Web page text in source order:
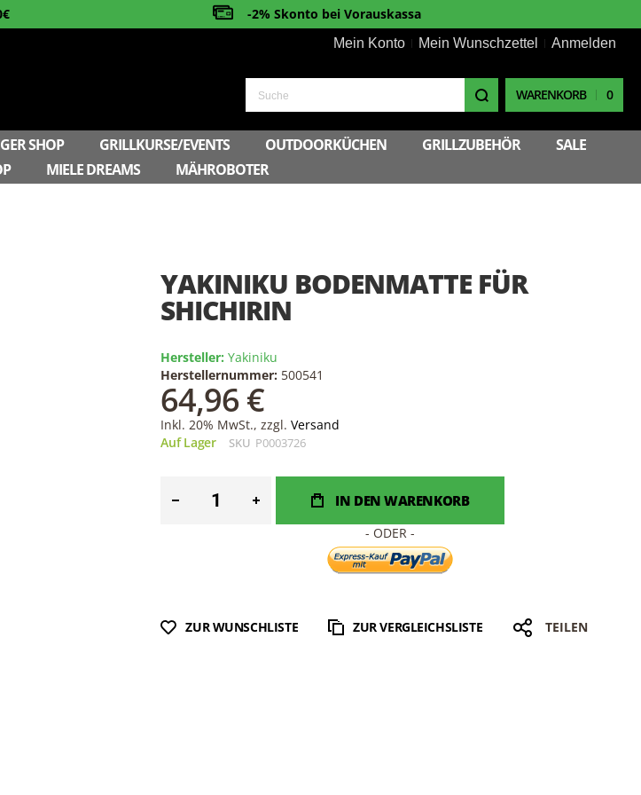
-2% Skonto bei Vorauskassa
Mein Konto Mein Wunschzettel Anmelden
WARENKORB 0
SHOP GRILLKURSE/EVENTS OUTDOORKÜCHEN GRILLZUBEHÖR
SALE
MIELE DREAMS MÄHROBOTER
YAKINIKU BODENMATTE FÜR
SHICHIRIN
Hersteller:Yakiniku
Herstellernummer: 500541
64,96 €
Inkl. 20% MwSt., zzgl.Versand
Auf Lager
SKU P0003726
IN DEN WARENKORB
ZUR WUNSCHLISTE ZUR VERGLEICHSLISTE TEILEN